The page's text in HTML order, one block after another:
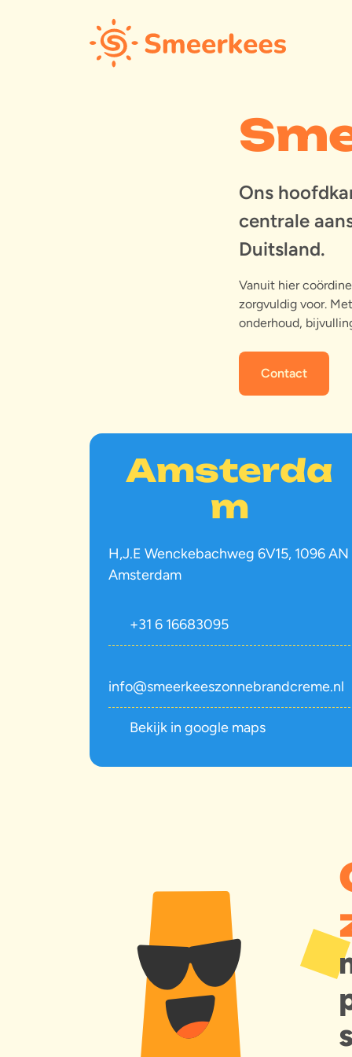
Ons
centrale
Duitsland.
Vanuit hier
zorgvuldig voor.
onderhoud,
Contact
Amsterda
m
H,J.E Wenckebachweg 6V15, 1096 AN
Amsterdam
+31 6 16683095
info@smeerkeeszonnebrandcreme.nl
Bekijk in google maps